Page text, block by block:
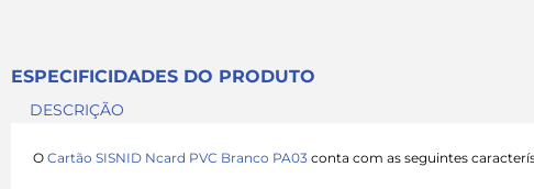
ESPECIFICIDADES DO PRODUTO
DESCRIÇÃO
O Cartão SISNID Ncard PVC Branco PA03 conta com as seguintes